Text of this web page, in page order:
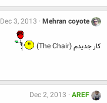
Mehran coyote
Dec 3, 2013
کار جدیدم (The Chair)
AREF
Dec 2, 2013